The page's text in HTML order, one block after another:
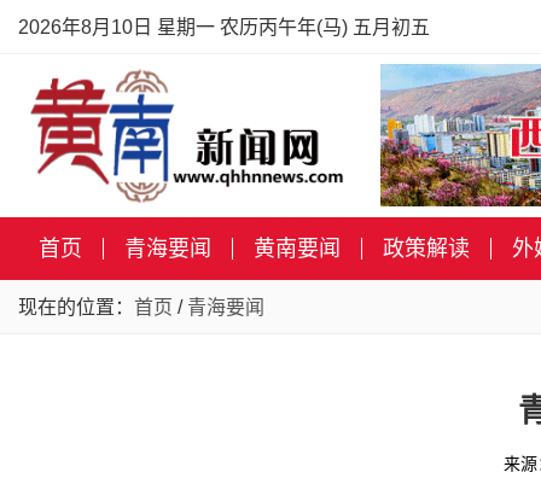
2026年8月10日 星期一 农历丙午年(马) 五月初五
首页 青海要闻 黄南要闻 政策解读 外
现在的位置： 首页 / 青海要闻
来